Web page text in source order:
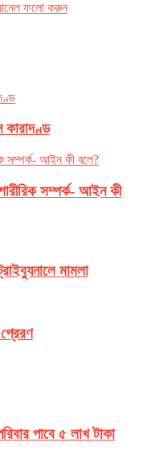
ফলো করুন
কারাদণ্ড
সম্পর্ক- আইন কী
মামলা
পাবে ৫ লাখ টাকা